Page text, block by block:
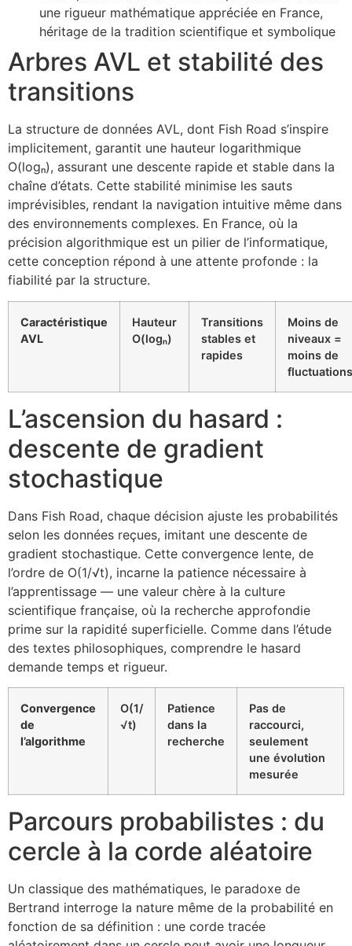
une rigueur mathématique appréciée en France,
héritage de la tradition scientifique et symbolique
Arbres AVL et stabilité des
transitions
La structure de données AVL, dont Fish Road s’inspire
implicitement, garantit une hauteur logarithmique
O(logₙ), assurant une descente rapide et stable dans la
chaîne d’états. Cette stabilité minimise les sauts
imprévisibles, rendant la navigation intuitive même dans
des environnements complexes. En France, où la
précision algorithmique est un pilier de l’informatique,
cette conception répond à une attente profonde : la
fiabilité par la structure.
Caractéristique
AVL
Hauteur
O(logₙ)
Transitions
stables et
rapides
Moins de
niveaux =
moins de
fluctuations
L’ascension du hasard :
descente de gradient
stochastique
Dans Fish Road, chaque décision ajuste les probabilités
selon les données reçues, imitant une descente de
gradient stochastique. Cette convergence lente, de
l’ordre de O(1/√t), incarne la patience nécessaire à
l’apprentissage — une valeur chère à la culture
scientifique française, où la recherche approfondie
prime sur la rapidité superficielle. Comme dans l’étude
des textes philosophiques, comprendre le hasard
demande temps et rigueur.
Convergence
de
l’algorithme
O(1/
√t)
Patience
dans la
recherche
Pas de
raccourci,
seulement
une évolution
mesurée
Parcours probabilistes : du
cercle à la corde aléatoire
Un classique des mathématiques, le paradoxe de
Bertrand interroge la nature même de la probabilité en
fonction de sa définition : une corde tracée